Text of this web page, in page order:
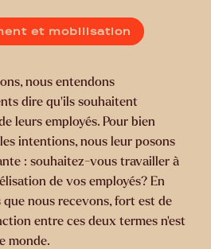
et mobilisation
nous entendons
dire qu’ils souhaitent
leurs employés. Pour bien
intentions, nous leur posons
: souhaitez-vous travailler à
de vos employés? En
nous recevons, fort est de
entre ces deux termes n’est
monde.